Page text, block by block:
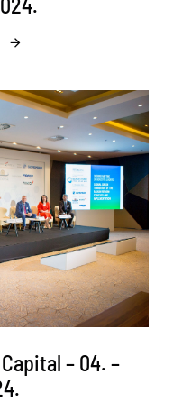
– 04. –